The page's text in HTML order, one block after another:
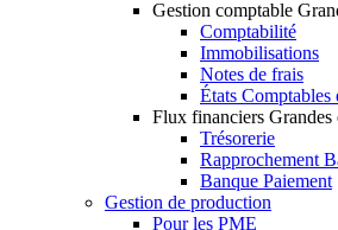
Gestion comptable
Comptabilité
Immobilisations
Notes de frais
États Comptables
Flux financiers Grandes
Trésorerie
Rapprochement
Banque Paiement
Gestion de production
Pour les PME